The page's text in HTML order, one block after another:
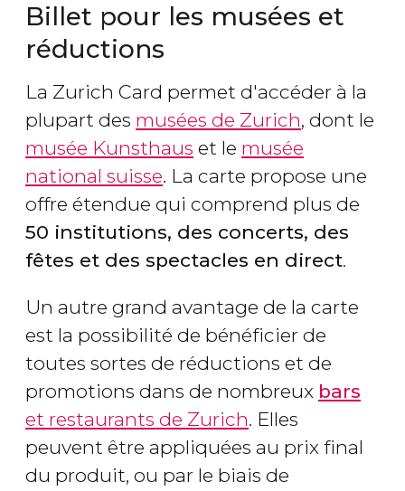
Billet pour les musées et
réductions
La Zurich Card permet d'accéder à la
plupart des musées de Zurich, dont le
musée Kunsthaus et le musée
national suisse. La carte propose une
offre étendue qui comprend plus de
50 institutions, des concerts, des
fêtes et des spectacles en direct.
Un autre grand avantage de la carte
est la possibilité de bénéficier de
toutes sortes de réductions et de
promotions dans de nombreux bars
et restaurants de Zurich. Elles
peuvent être appliquées au prix final
du produit, ou par le biais de